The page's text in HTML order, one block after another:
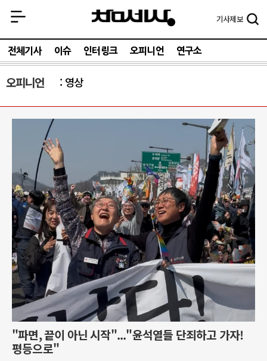
기사제보
전체기사 이슈 인터링크 오피니언 연구소
오피니언 영상
"파면, 끝이 아닌 시작"..."윤석열들 단죄하고 가자!
평등으로"